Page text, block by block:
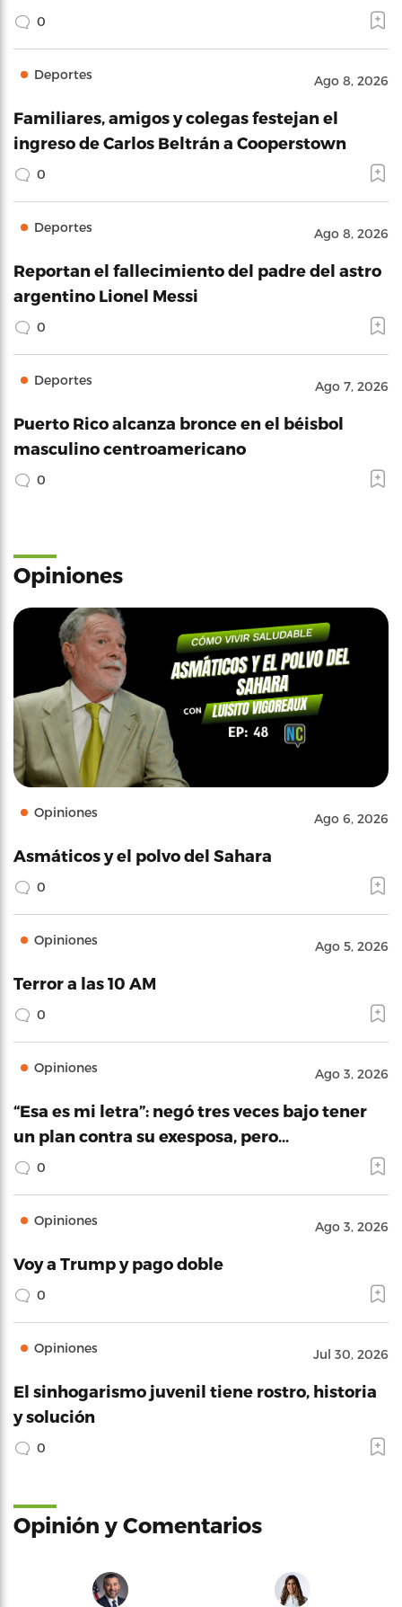
0
Deportes Ago 8, 2026
Familiares, amigos y colegas festejan el
ingreso de Carlos Beltrán a Cooperstown
0
Deportes Ago 8, 2026
Reportan el fallecimiento del padre del astro
argentino Lionel Messi
0
Deportes Ago 7, 2026
Puerto Rico alcanza bronce en el béisbol
masculino centroamericano
0
Opiniones
Opiniones Ago 6, 2026
Asmáticos y el polvo del Sahara
0
Opiniones Ago 5, 2026
Terror a las 10 AM
0
Opiniones Ago 3, 2026
“Esa es mi letra”: negó tres veces bajo tener
un plan contra su exesposa, pero…
0
Opiniones Ago 3, 2026
Voy a Trump y pago doble
0
Opiniones Jul 30, 2026
El sinhogarismo juvenil tiene rostro, historia
y solución
0
Opinión y Comentarios